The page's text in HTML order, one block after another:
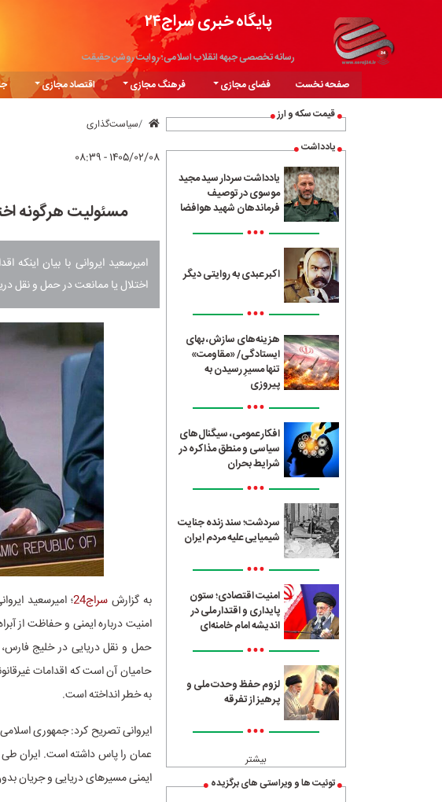
پایگاه خبری سراج۲۴
رسانه تخصصی جبهه انقلاب اسلامی؛ روایت روشن حقیقت
صفحه نخست فضای مجازی فرهنگ مجازی اقتصاد مجازی
قیمت سکه و ارز
یادداشت
یادداشت سردار سید مجید
موسوی در توصیف
فرماندهان شهید هوافضا
•••
اکبر عبدی به روایتی دیگر
•••
هزینه‌های سازش، بهای
ایستادگی/ «مقاومت»
تنها مسیرِ رسیدن به
پیروزی
•••
افکار عمومی، سیگنال‌های
سیاسی و منطق مذاکره در
شرایط بحران
•••
سردشت؛ سند زنده جنایت
شیمیایی علیه مردم ایران
•••
امنیت اقتصادی؛ ستون
پایداری و اقتدار ملی در
اندیشه امام خامنه‌ای
•••
لزوم حفظ وحدت ملی و
پرهیز از تفرقه
•••
بیشتر
توئیت ها و ویراستی های برگزیده
سیاست‌گذاری
۱۴۰۵/۰۲/۰۸ - ۰۸:۳۹
مسئولیت هرگونه
امیرسعید ایروانی با بیان
اختلال یا ممانعت در حمل و نقل
به گزارشسراج24
؛ امیرسعید
امنیت درباره ایمنی و حفاظت از
حمل‌ و نقل دریایی در خلیج فارس،
حامیان آن است که اقدامات
به خطر انداخته است.
ایروانی تصریح کرد: جمهوری
عمان را پاس داشته است. ایران طی
ایمنی مسیرهای دریایی و جریان